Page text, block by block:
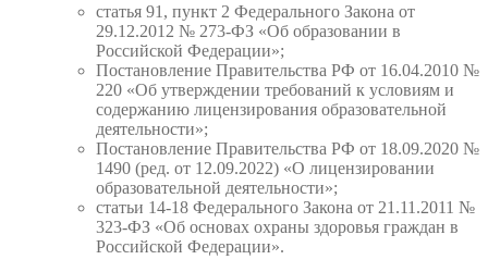
статья 91, пункт 2 Федерального Закона от
29.12.2012 № 273-ФЗ «Об образовании в
Российской Федерации»;
Постановление Правительства РФ от 16.04.2010 №
220 «Об утверждении требований к условиям и
содержанию лицензирования образовательной
деятельности»;
Постановление Правительства РФ от 18.09.2020 №
1490 (ред. от 12.09.2022) «О лицензировании
образовательной деятельности»;
статьи 14-18 Федерального Закона от 21.11.2011 №
323-ФЗ «Об основах охраны здоровья граждан в
Российской Федерации».